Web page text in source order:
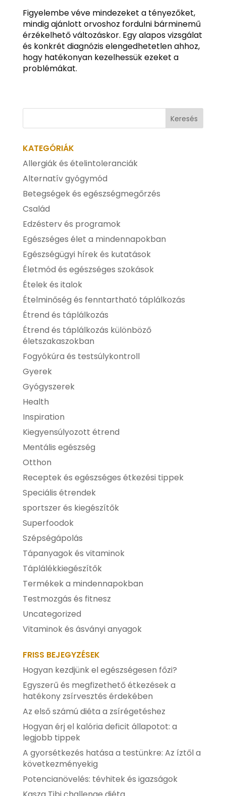
Figyelembe véve mindezeket a tényezőket,
mindig ajánlott orvoshoz fordulni bárminemű
érzékelhető változáskor. Egy alapos vizsgálat
és konkrét diagnózis elengedhetetlen ahhoz,
hogy hatékonyan kezelhessük ezeket a
problémákat.
KATEGÓRIÁK
Allergiák és ételintoleranciák
Alternatív gyógymód
Betegségek és egészségmegőrzés
Család
Edzésterv és programok
Egészséges élet a mindennapokban
Egészségügyi hírek és kutatások
Életmód és egészséges szokások
Ételek és italok
Ételminőség és fenntartható táplálkozás
Étrend és táplálkozás
Étrend és táplálkozás különböző
életszakaszokban
Fogyókúra és testsúlykontroll
Gyerek
Gyógyszerek
Health
Inspiration
Kiegyensúlyozott étrend
Mentális egészség
Otthon
Receptek és egészséges étkezési tippek
Speciális étrendek
sportszer és kiegészítők
Superfoodok
Szépségápolás
Tápanyagok és vitaminok
Táplálékkiegészítők
Termékek a mindennapokban
Testmozgás és fitnesz
Uncategorized
Vitaminok és ásványi anyagok
FRISS BEJEGYZÉSEK
Hogyan kezdjünk el egészségesen főzi?
Egyszerű és megfizethető étkezések a
hatékony zsírvesztés érdekében
Az első számú diéta a zsírégetéshez
Hogyan érj el kalória deficit állapotot: a
legjobb tippek
A gyorsétkezés hatása a testünkre: Az íztől a
következményekig
Potencianövelés: tévhitek és igazságok